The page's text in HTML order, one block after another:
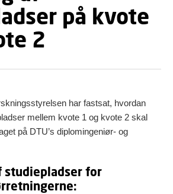
på kvote
2
har fastsat, hvordan
mellem kvote 1 og kvote 2 skal
på DTU’s diplomingeniør- og
studiepladser for